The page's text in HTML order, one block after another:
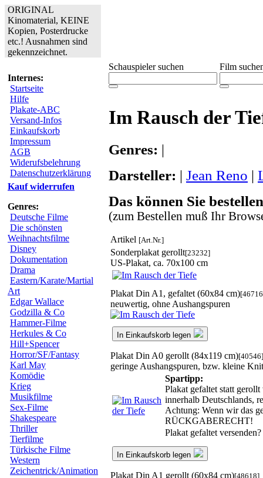
ORIGINAL
Kinomaterial, KEINE
Kopien, Posterdrucke
etc.! Ausnahmen sind
gekennzeichnet.
Internes:
Startseite
Hilfe
Plakate-ABC
Versand-Infos
Einkaufskorb
Impressum
AGB
Widerufsbelehrung
Datenschutzerklärung
Kauf widerrufen
Genres:
Deutsche Filme
Die schönsten
Weihnachtsfilme
Disney
Dokumentation
Drama
Eastern/Karate/Martial
Art
Edgar Wallace
Godzilla & Co
Hammer-Filme
Herkules & Co
Hill+Spencer
Horror/SF/Fantasy
Karl May
Komödie
Krieg
Musikfilme
Sex-Filme
Shakespeare
Thriller
Tierfilme
Türkische Filme
Western
Zeichentrick/Animation
Schauspieler suchen Film
Im Rausch der
Genres: |
Darsteller: | Jean Reno |
Das können Sie
(zum Bestellen muß Ihr
Artikel [Art.Nr.]
Sonderplakat gerollt[23232]
US-Plakat, ca. 70x100 cm
Plakat Din A1, gefaltet (60x84 cm)
neuwertig, ohne Aushangspuren
In Einkaufskorb legen
Plakat Din A0 gerollt (84x119 cm)[40546]
geringe Aushangspuren, bzw. kleine
Spartipp:
Plakat gefaltet statt
innerhalb Deutschlands,
Achtung: Wenn wir das
RÜCKGABERECHT!
Plakat gefaltet versenden?
In Einkaufskorb legen
Plakat Din A1 gerollt (60x84 cm)[48618]